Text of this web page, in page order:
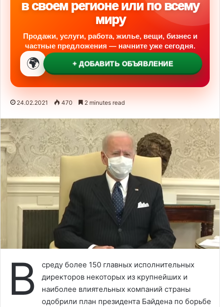
в своем регионе или по всему
миру
Продажи, услуги, работа, жилье, вещи, бизнес и
частные предложения — начните уже сегодня.
🌍 + ДОБАВИТЬ ОБЪЯВЛЕНИЕ
24.02.2021 470 2 minutes read
В
среду более 150 главных исполнительных
директоров некоторых из крупнейших и
наиболее влиятельных компаний страны
одобрили план президента Байдена по борьбе